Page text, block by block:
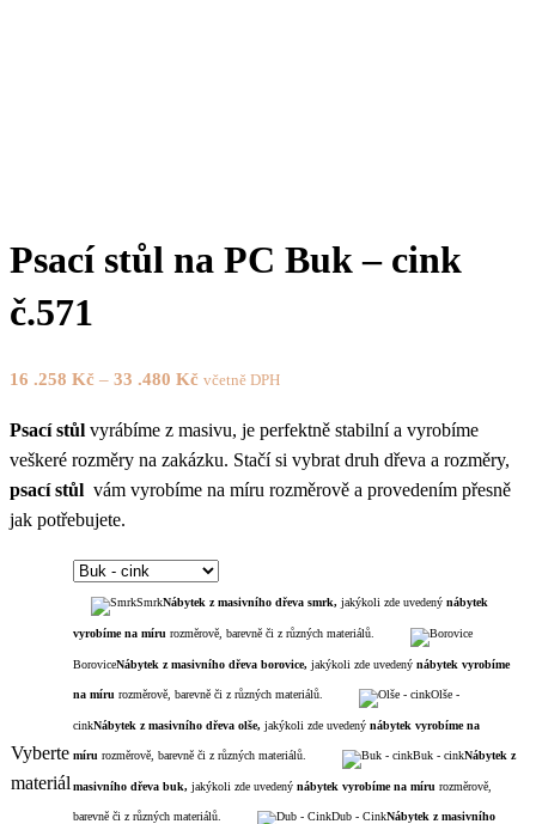
Psací stůl na PC Buk – cink
č.571
16 .258 Kč – 33 .480 Kč včetně DPH
Psací stůl vyrábíme z masivu, je perfektně stabilní a vyrobíme
veškeré rozměry na zakázku. Stačí si vybrat druh dřeva a rozměry,
psací stůl vám vyrobíme na míru rozměrově a provedením přesně
jak potřebujete.
Vyberte
materiál
SmrkNábytek z masivního dřeva smrk, jakýkoli zde uvedený nábytek
vyrobíme na míru rozměrově, barevně či z různých materiálů.
BoroviceNábytek z masivního dřeva borovice, jakýkoli zde uvedený nábytek vyrobíme
na míru rozměrově, barevně či z různých materiálů. Olše -
cinkNábytek z masivního dřeva olše, jakýkoli zde uvedený nábytek vyrobíme na
míru rozměrově, barevně či z různých materiálů. Buk - cinkNábytek z
masivního dřeva buk, jakýkoli zde uvedený nábytek vyrobíme na míru rozměrově,
barevně či z různých materiálů. Dub - CinkNábytek z masivního